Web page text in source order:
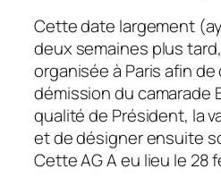
Cette date largement
deux semaines plus
organisée à Paris afin
démission du camarade
qualité de Président, la
et de désigner ensuite
Cette AG A eu lieu le 28